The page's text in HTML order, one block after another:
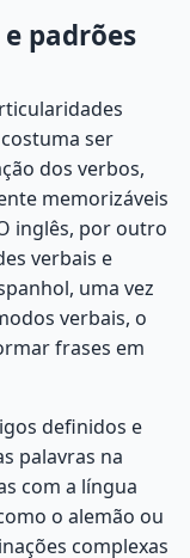
padrões
ser
dos verbos,
memorizáveis
inglês, por outro
verbais e
uma vez
verbais, o
frases em
definidos e
palavras na
com a língua
o alemão ou
complexas